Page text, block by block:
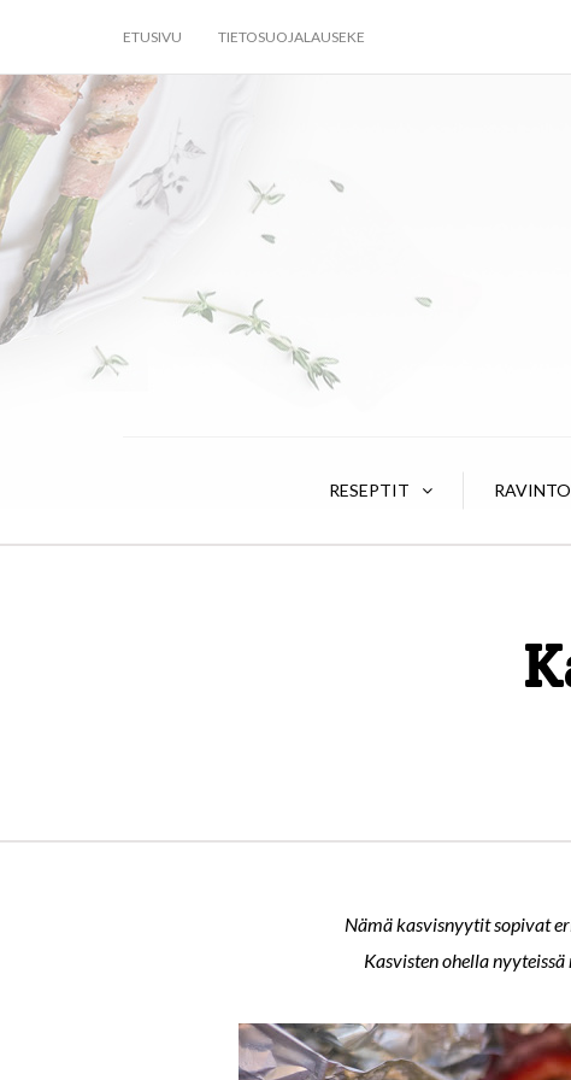
ETUSIVU TIETOSUOJALAUSEKE
RESEPTIT
Nämä kasvisnyytit sopivat
Kasvisten ohella